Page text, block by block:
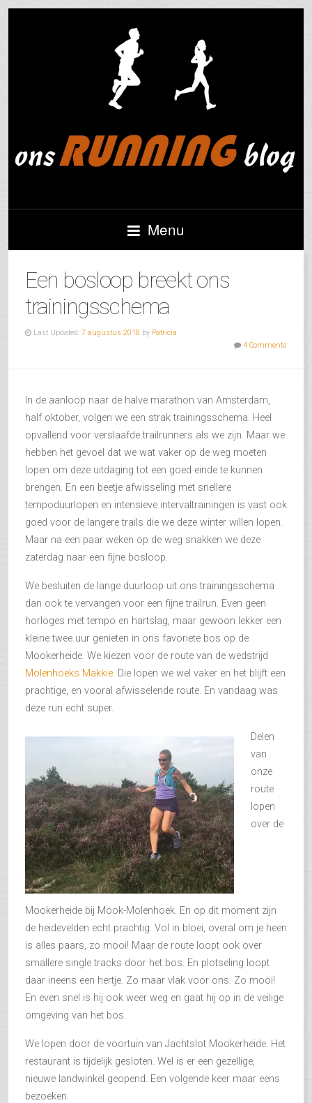
Menu
Een bosloop breekt ons
trainingsschema
Last Updated: 7 augustus 2018 by Patricia
4 Comments
In de aanloop naar de halve marathon van Amsterdam,
half oktober, volgen we een strak trainingsschema. Heel
opvallend voor verslaafde trailrunners als we zijn. Maar we
hebben het gevoel dat we wat vaker op de weg moeten
lopen om deze uitdaging tot een goed einde te kunnen
brengen. En een beetje afwisseling met snellere
tempoduurlopen en intensieve intervaltrainingen is vast ook
goed voor de langere trails die we deze winter willen lopen.
Maar na een paar weken op de weg snakken we deze
zaterdag naar een fijne bosloop.
We besluiten de lange duurloop uit ons trainingsschema
dan ook te vervangen voor een fijne trailrun. Even geen
horloges met tempo en hartslag, maar gewoon lekker een
kleine twee uur genieten in ons favoriete bos op de
Mookerheide. We kiezen voor de route van de wedstrijd
Molenhoeks Makkie. Die lopen we wel vaker en het blijft een
prachtige, en vooral afwisselende route. En vandaag was
deze run echt super.
Delen
van
onze
route
lopen
over de
Mookerheide bij Mook-Molenhoek. En op dit moment zijn
de heidevelden echt prachtig. Vol in bloei, overal om je heen
is alles paars, zo mooi! Maar de route loopt ook over
smallere single tracks door het bos. En plotseling loopt
daar ineens een hertje. Zo maar vlak voor ons. Zo mooi!
En even snel is hij ook weer weg en gaat hij op in de veilige
omgeving van het bos.
We lopen door de voortuin van Jachtslot Mookerheide. Het
restaurant is tijdelijk gesloten. Wel is er een gezellige,
nieuwe landwinkel geopend. Een volgende keer maar eens
bezoeken.